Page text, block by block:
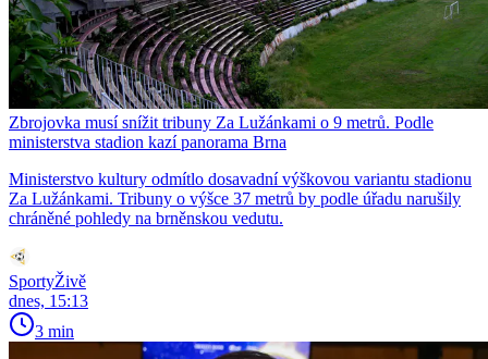
Zbrojovka musí snížit tribuny Za Lužánkami o 9 metrů. Podle
ministerstva stadion kazí panorama Brna
Ministerstvo kultury odmítlo dosavadní výškovou variantu stadionu
Za Lužánkami. Tribuny o výšce 37 metrů by podle úřadu narušily
chráněné pohledy na brněnskou vedutu.
SportyŽivě
dnes, 15:13
3 min